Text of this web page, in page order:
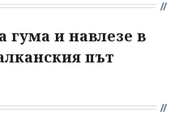
гума и навлезе в
път